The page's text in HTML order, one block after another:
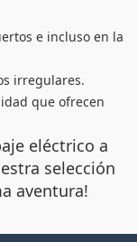
e incluso en la
irregulares.
que ofrecen
eléctrico a
selección
aventura!